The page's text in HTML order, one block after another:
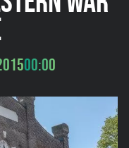
00:00